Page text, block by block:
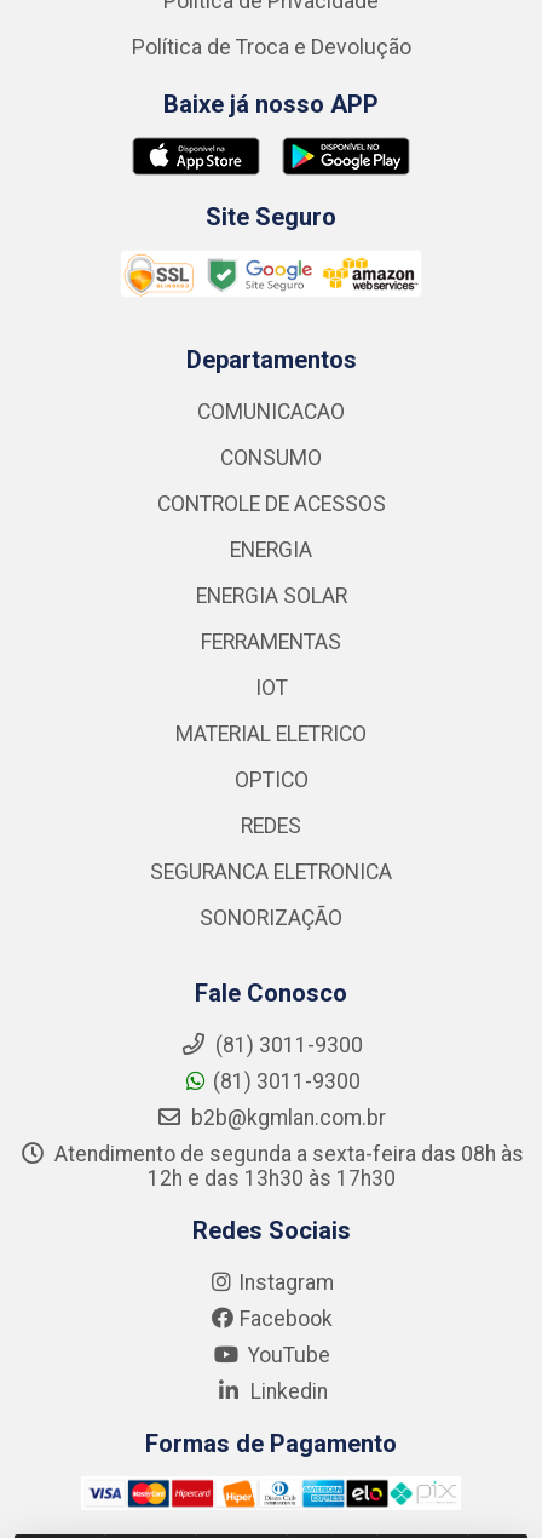
Política de Troca e Devolução
Baixe já nosso APP
Site Seguro
Departamentos
COMUNICACAO
CONSUMO
CONTROLE DE ACESSOS
ENERGIA
ENERGIA SOLAR
FERRAMENTAS
IOT
MATERIAL ELETRICO
OPTICO
REDES
SEGURANCA ELETRONICA
SONORIZAÇÃO
Fale Conosco
(81) 3011-9300
(81) 3011-9300
b2b@kgmlan.com.br
Atendimento de segunda a sexta-feira das 08h às
12h e das 13h30 às 17h30
Redes Sociais
Instagram
Facebook
YouTube
Linkedin
Formas de Pagamento